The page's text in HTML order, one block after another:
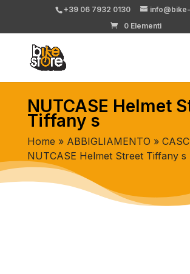
+39 06 7932 0130
0 Elementi
NUTCASE Helmet
Tiffany s
Home » ABBIGLIAMENTO »
NUTCASE Helmet Street Tiffany s